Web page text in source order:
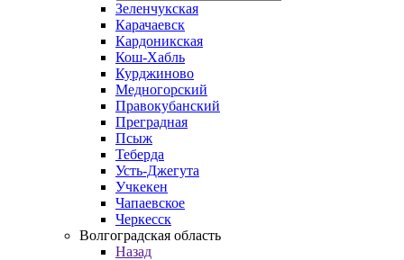
Зеленчукская
Карачаевск
Кардоникская
Кош-Хабль
Курджиново
Медногорский
Правокубанский
Преградная
Псыж
Теберда
Усть-Джегута
Учкекен
Чапаевское
Черкесск
Волгоградская область
Назад